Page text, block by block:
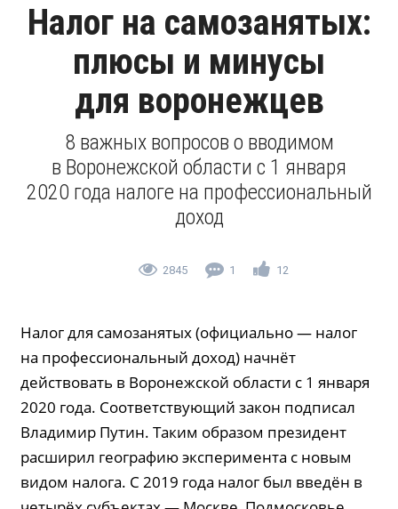
Налог на самозанятых:
плюсы и минусы
для воронежцев
8 важных вопросов о вводимом
в Воронежской области с 1 января
2020 года налоге на профессиональный
доход
2845 1 12
Налог для самозанятых (официально — налог
на профессиональный доход) начнёт
действовать в Воронежской области с 1 января
2020 года. Соответствующий закон подписал
Владимир Путин. Таким образом президент
расширил географию эксперимента с новым
видом налога. С 2019 года налог был введён в